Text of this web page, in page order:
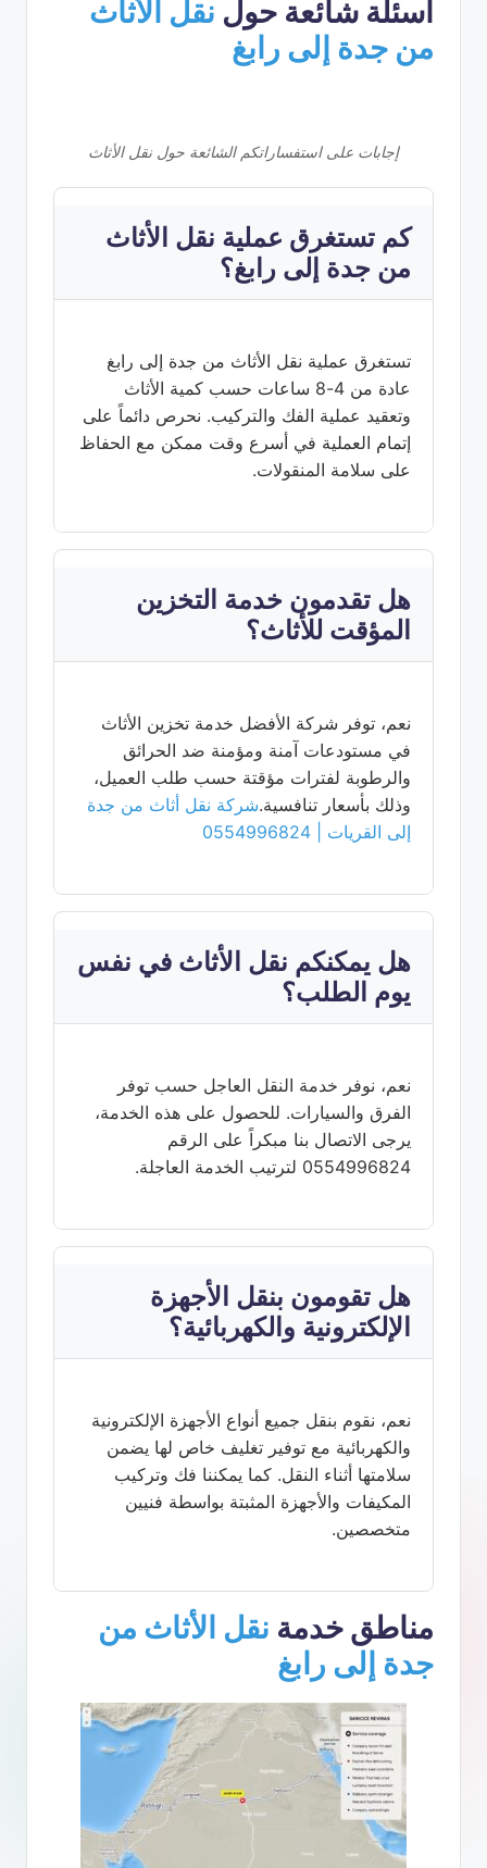
أسئلة شائعة حول نقل الأثاث
من جدة إلى رابغ
إجابات على استفساراتكم الشائعة حول نقل الأثاث
كم تستغرق عملية نقل الأثاث
من جدة إلى رابغ؟
تستغرق عملية نقل الأثاث من جدة إلى رابغ
عادة من 4-8 ساعات حسب كمية الأثاث
وتعقيد عملية الفك والتركيب. نحرص دائماً على
إتمام العملية في أسرع وقت ممكن مع الحفاظ
على سلامة المنقولات.
هل تقدمون خدمة التخزين
المؤقت للأثاث؟
نعم، توفر شركة الأفضل خدمة تخزين الأثاث
في مستودعات آمنة ومؤمنة ضد الحرائق
والرطوبة لفترات مؤقتة حسب طلب العميل،
وذلك بأسعار تنافسية.شركة نقل أثاث من جدة
إلى القريات | 0554996824
هل يمكنكم نقل الأثاث في نفس
يوم الطلب؟
نعم، نوفر خدمة النقل العاجل حسب توفر
الفرق والسيارات. للحصول على هذه الخدمة،
يرجى الاتصال بنا مبكراً على الرقم
0554996824 لترتيب الخدمة العاجلة.
هل تقومون بنقل الأجهزة
الإلكترونية والكهربائية؟
نعم، نقوم بنقل جميع أنواع الأجهزة الإلكترونية
والكهربائية مع توفير تغليف خاص لها يضمن
سلامتها أثناء النقل. كما يمكننا فك وتركيب
المكيفات والأجهزة المثبتة بواسطة فنيين
متخصصين.
مناطق خدمة نقل الأثاث من
جدة إلى رابغ